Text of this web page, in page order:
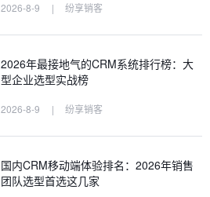
2026-8-9 | 纷享销客
2026年最接地气的CRM系统排行榜：大
型企业选型实战榜
2026-8-9 | 纷享销客
国内CRM移动端体验排名：2026年销售
团队选型首选这几家